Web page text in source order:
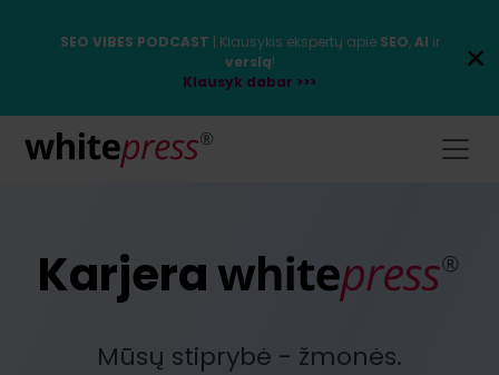
SEO VIBES PODCAST | Klausykis ekspertų apie SEO,AI ir
verslą!
Klausyk dabar >>>
Karjera
Mūsų stiprybė - žmonės.